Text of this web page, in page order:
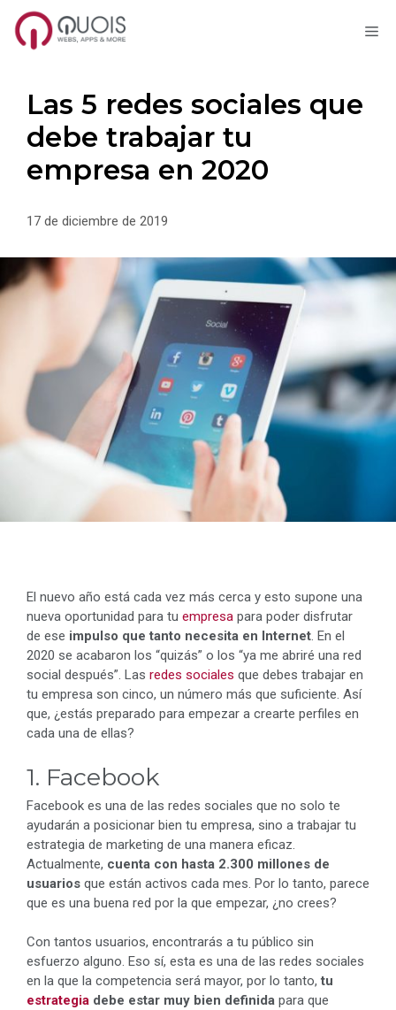
Saltar
contenidoLas 5 redes sociales que
debe trabajar tu
empresa en 2020
17 de diciembre de 2019
El nuevo año está cada vez más cerca y esto supone una
nueva oportunidad para tu empresa para poder disfrutar
de ese impulso que tanto necesita en Internet. En el
2020 se acabaron los “quizás” o los “ya me abriré una red
social después”. Las redes sociales que debes trabajar en
tu empresa son cinco, un número más que suficiente. Así
que, ¿estás preparado para empezar a crearte perfiles en
cada una de ellas?
1. Facebook
Facebook es una de las redes sociales que no solo te
ayudarán a posicionar bien tu empresa, sino a trabajar tu
estrategia de marketing de una manera eficaz.
Actualmente, cuenta con hasta 2.300 millones de
usuarios que están activos cada mes. Por lo tanto, parece
que es una buena red por la que empezar, ¿no crees?
Con tantos usuarios, encontrarás a tu público sin
esfuerzo alguno. Eso sí, esta es una de las redes sociales
en la que la competencia será mayor, por lo tanto,tu
estrategia debe estar muy bien definida para que